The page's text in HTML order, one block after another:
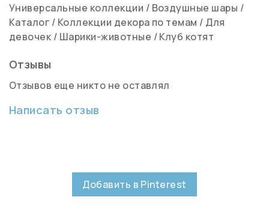
Универсальные коллекции / Воздушные шары /
Каталог / Коллекции декора по темам / Для
девочек / Шарики-животные /Клуб котят
Отзывы
Отзывов еще никто не оставлял
Написать отзыв
Добавить в Pinterest